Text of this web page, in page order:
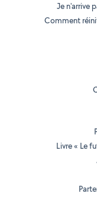
Je n'arrive
Comment
Livre « Le